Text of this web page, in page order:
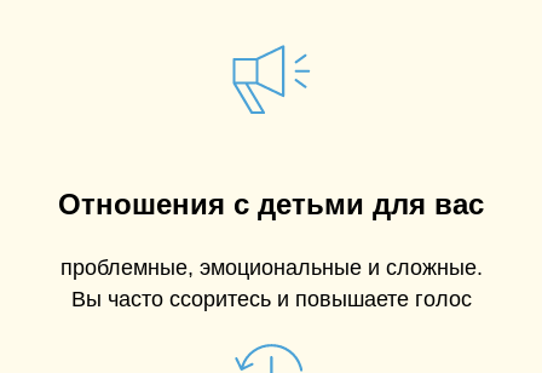
Отношения с детьми для вас
проблемные, эмоциональные и сложные.
Вы часто ссоритесь и повышаете голос